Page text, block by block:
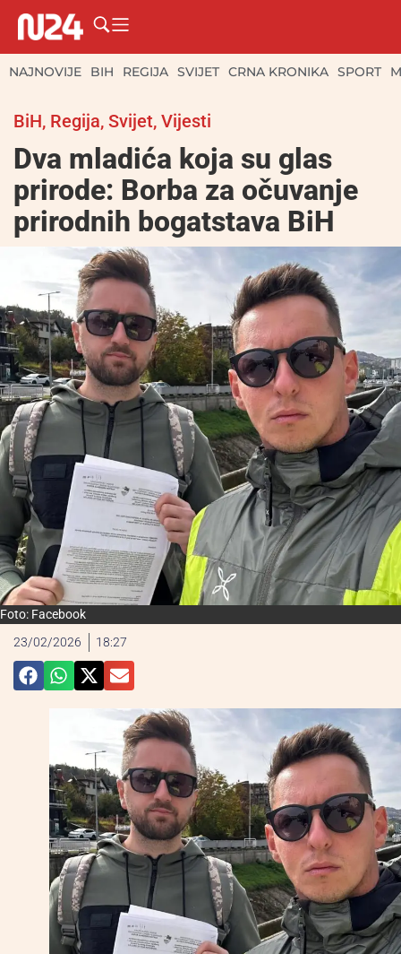
NAJNOVIJE BIH REGIJA SVIJET CRNA KRONIKA SPORT
BiH, Regija, Svijet, Vijesti
Dva mladića koja su glas
prirode: Borba za očuvanje
prirodnih bogatstava BiH
Foto: Facebook
23/02/2026
18:27